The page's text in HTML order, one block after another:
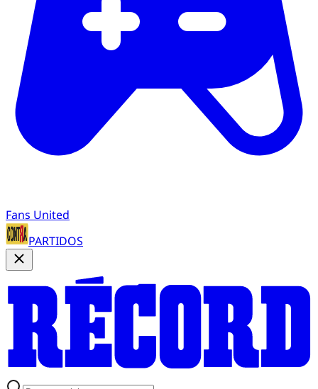
Fans United
PARTIDOS